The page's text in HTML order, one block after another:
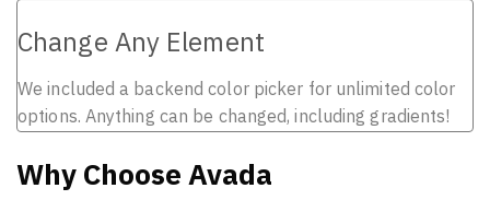
Change Any Element
We included a backend color picker for unlimited color
options. Anything can be changed, including gradients!
Why Choose Avada